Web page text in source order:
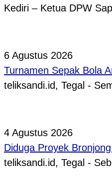
Kediri – Ketua DPW
6 Agustus 2026
Turnamen Sepak Bola
teliksandi.id, Tegal -
4 Agustus 2026
Diduga Proyek
teliksandi.id, Tegal -